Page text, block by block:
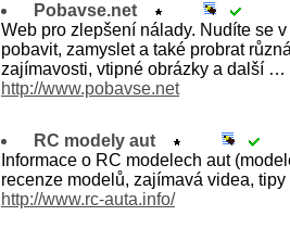
Pobavse.net
Web pro zlepšení nálady. Nudíte se
pobavit, zamyslet a také probrat
zajímavosti, vtipné obrázky a další …
http://www.pobavse.net
RC modely aut
Informace o RC modelech aut
recenze modelů, zajímavá videa,
http://www.rc-auta.info/